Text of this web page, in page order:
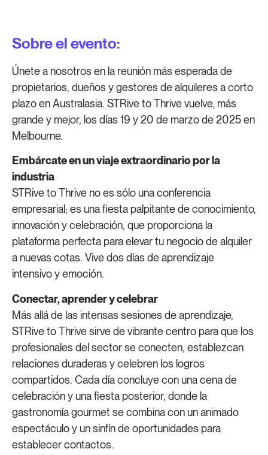
Sobre el evento:
Únete a nosotros en la reunión más esperada de
propietarios, dueños y gestores de alquileres a corto
plazo en Australasia. STRive to Thrive vuelve, más
grande y mejor, los días 19 y 20 de marzo de 2025 en
Melbourne.
Embárcate en un viaje extraordinario por la
industria
STRive to Thrive no es sólo una conferencia
empresarial; es una fiesta palpitante de conocimiento,
innovación y celebración, que proporciona la
plataforma perfecta para elevar tu negocio de alquiler
a nuevas cotas. Vive dos días de aprendizaje
intensivo y emoción.
Conectar, aprender y celebrar
Más allá de las intensas sesiones de aprendizaje,
STRive to Thrive sirve de vibrante centro para que los
profesionales del sector se conecten, establezcan
relaciones duraderas y celebren los logros
compartidos. Cada día concluye con una cena de
celebración y una fiesta posterior, donde la
gastronomía gourmet se combina con un animado
espectáculo y un sinfín de oportunidades para
establecer contactos.